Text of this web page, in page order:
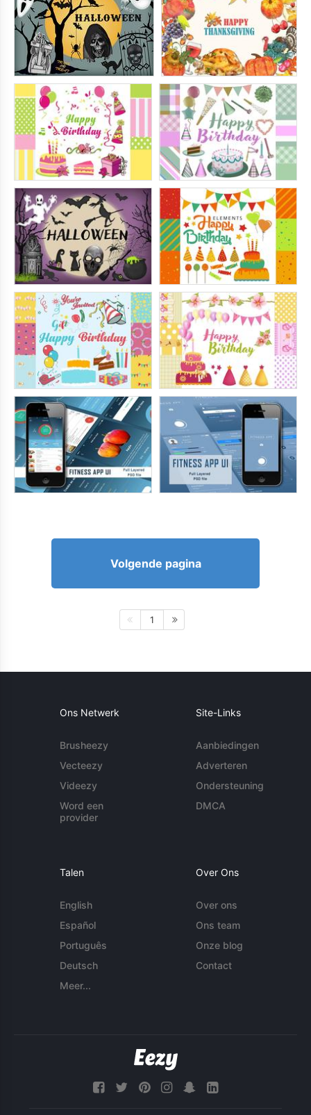
Volgende pagina
1
Ons Netwerk
Brusheezy
Vecteezy
Videezy
Word een
provider
Site-Links
Aanbiedingen
Adverteren
Ondersteuning
DMCA
Talen
English
Español
Português
Deutsch
Meer...
Over Ons
Over ons
Ons team
Onze blog
Contact